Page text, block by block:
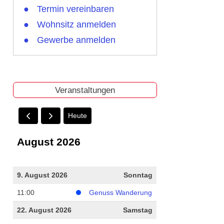
Termin vereinbaren
Wohnsitz anmelden
Gewerbe anmelden
Veranstaltungen
Heute
August 2026
9. August 2026 Sonntag
11:00 Genuss Wanderung
22. August 2026 Samstag